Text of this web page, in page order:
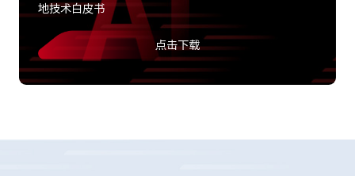
地技术白皮书
点击下载